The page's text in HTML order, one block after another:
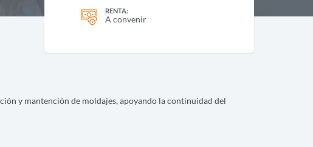
RENTA:
A convenir
y mantención de moldajes, apoyando la continuidad del